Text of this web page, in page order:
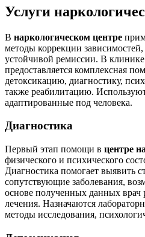
Услуги
В наркологическом центре
методы коррекции
устойчивой ремиссии. В
предоставляется комплексная
детоксикацию, диагностику,
также реабилитацию.
адаптированные под человека.
Диагностика
Первый этап помощи в центре
физического и психического
Диагностика помогает выявить
сопутствующие заболевания,
основе полученных данных врач
лечения. Назначаются
методы исследования,